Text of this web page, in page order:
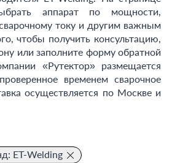
аппарат по мощности,
току и другим важным
чтобы получить консультацию,
или заполните форму обратной
«Рутектор» размещается
временем сварочное
осуществляется по Москве и
ET-Welding